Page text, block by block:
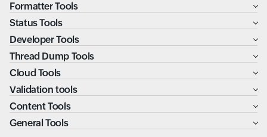
Formatter Tools
Status Tools
Developer Tools
Thread Dump Tools
Cloud Tools
Validation tools
Content Tools
General Tools